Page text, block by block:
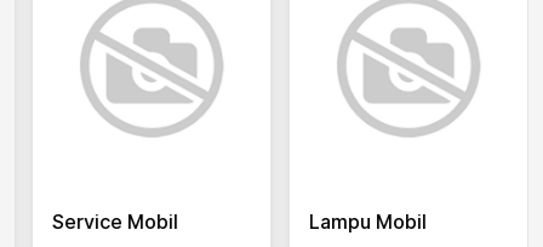
Service Mobil Lampu Mobil